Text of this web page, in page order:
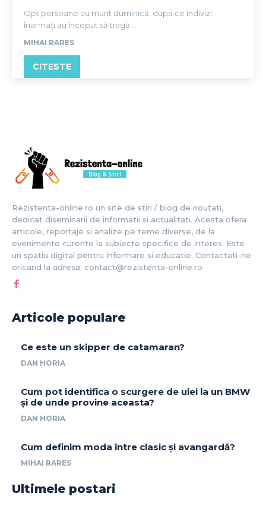
Opt persoane au murit duminică, după ce indivizi
înarmați au început să tragă...
MIHAI RARES
CITESTE
Rezistenta-online.ro un site de stiri / blog de noutati,
dedicat diseminarii de informatii si actualitati. Acesta ofera
articole, reportaje si analize pe teme diverse, de la
evenimente curente la subiecte specifice de interes. Este
un spatiu digital pentru informare si educatie. Contactati-ne
oricand la adresa: contact@rezistenta-online.ro
Articole populare
Ce este un skipper de catamaran?
DAN HORIA
Cum pot identifica o scurgere de ulei la un BMW
și de unde provine aceasta?
DAN HORIA
Cum definim moda între clasic și avangardă?
MIHAI RARES
Ultimele postari